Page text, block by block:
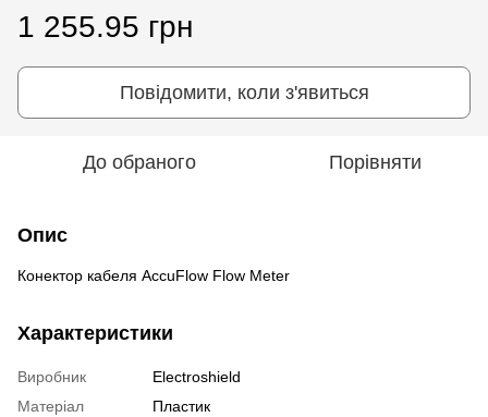
1 255.95 грн
Повідомити, коли з'явиться
До обраного Порівняти
Опис
Конектор кабеля AccuFlow Flow Meter
Характеристики
Виробник
Electroshield
Матеріал
Пластик